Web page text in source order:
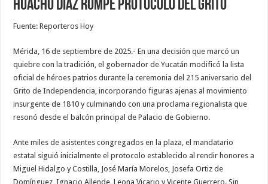
Huacho Díaz rompe protocolo del Grito
Fuente: Reporteros Hoy
Mérida, 16 de septiembre de 2025.- En una decisión que marcó un
quiebre con la tradición, el gobernador de Yucatán modificó la lista
oficial de héroes patrios durante la ceremonia del 215 aniversario del
Grito de Independencia, incorporando figuras ajenas al movimiento
insurgente de 1810 y culminando con una proclama regionalista que
resonó desde el balcón principal de Palacio de Gobierno.
Ante miles de asistentes congregados en la plaza, el mandatario
estatal siguió inicialmente el protocolo establecido al rendir honores a
Miguel Hidalgo y Costilla, José María Morelos, Josefa Ortiz de
Domínguez, Ignacio Allende, Leona Vicario y Vicente Guerrero. Sin